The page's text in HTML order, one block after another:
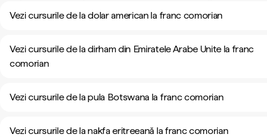
Vezi cursurile de la dolar american la franc comorian
Vezi cursurile de la dirham din Emiratele Arabe Unite la franc
comorian
Vezi cursurile de la pula Botswana la franc comorian
Vezi cursurile de la nakfa eritreeană la franc comorian